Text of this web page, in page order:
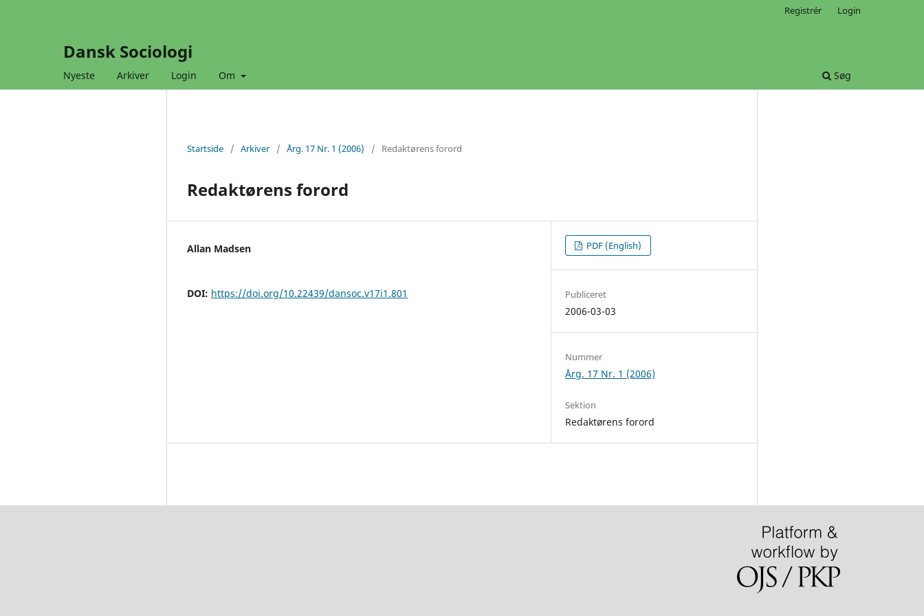
Dansk Sociologi
Nyeste Arkiver Login Om Søg
Registrér Login
Startside / Arkiver / Årg. 17 Nr. 1 (2006) / Redaktørens forord
Redaktørens forord
Allan Madsen
DOI: https://doi.org/10.22439/dansoc.v17i1.801
PDF (English)
Publiceret
2006-03-03
Nummer
Årg. 17 Nr. 1 (2006)
Sektion
Redaktørens forord